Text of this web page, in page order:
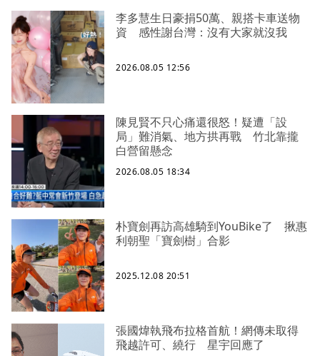
李多慧生日豪捐50萬、親搭卡車送物
資 感性謝台灣：沒有大家就沒我
2026.08.05 12:56
陳見賢不只心痛還很怒！疑遭「設
局」難消氣、地方拱再戰 竹北靠攏
白營留懸念
2026.08.05 18:34
朴寶劍再訪高雄騎到YouBike了 揪惠
利朝聖「寶劍樹」合影
2025.12.08 20:51
張國煒執飛布拉格首航！網傳未取得
飛越許可、繞行 星宇回應了